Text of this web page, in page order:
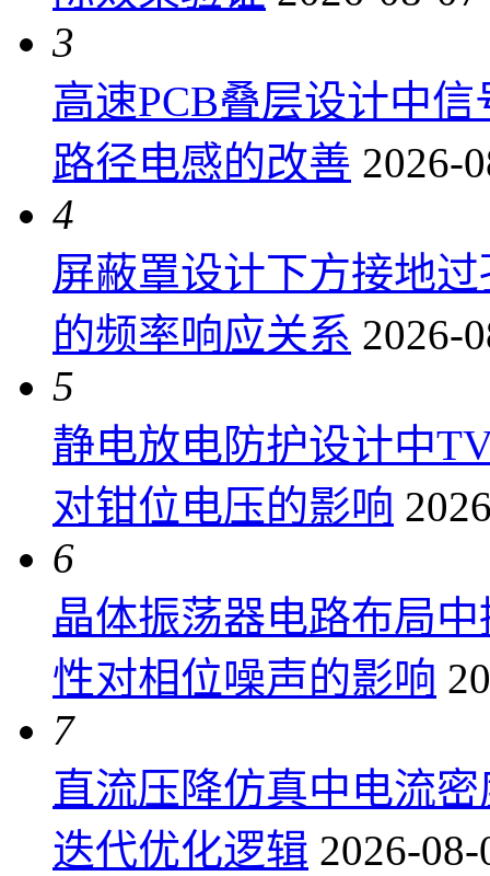
3
高速PCB叠层设计中
路径电感的改善 2026-
4
屏蔽罩设计下方接地
的频率响应关系 2026-
5
静电放电防护设计中
对钳位电压的影响
6
晶体振荡器电路布局
性对相位噪声的影响
7
直流压降仿真中电流
迭代优化逻辑 2026-